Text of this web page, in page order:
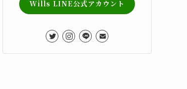
Wills LINE公式アカウント